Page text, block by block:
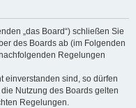
„das Board“) schließen Sie
des Boards ab (im Folgenden
Regelungen
einverstanden sind, so dürfen
Nutzung des Boards gelten
Regelungen.